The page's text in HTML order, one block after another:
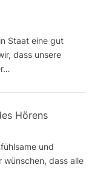
Staat eine gut
dass unsere
Hörens
und
dass alle